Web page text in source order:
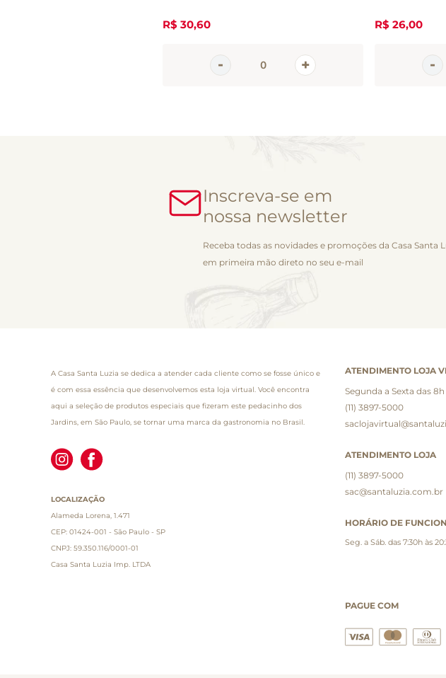
R$ 30,60 R$ 26,00
Inscreva-se em
nossa newsletter
Receba todas as novidades e promoções da Casa Santa
em primeira mão direto no seu e-mail
A Casa Santa Luzia se dedica a atender cada cliente como se fosse único e
é com essa essência que desenvolvemos esta loja virtual. Você encontra
aqui a seleção de produtos especiais que fizeram este pedacinho dos
Jardins, em São Paulo, se tornar uma marca da gastronomia no Brasil.
LOCALIZAÇÃO
Alameda Lorena, 1.471
CEP: 01424-001 - São Paulo - SP
CNPJ: 59.350.116/0001-01
Casa Santa Luzia Imp. LTDA
ATENDIMENTO LOJA
Segunda a Sexta das 8h
(11) 3897-5000
ATENDIMENTO LOJA
(11) 3897-5000
sac@santaluzia.com.br
HORÁRIO DE
Seg. a Sáb. das 7:30h às
PAGUE COM